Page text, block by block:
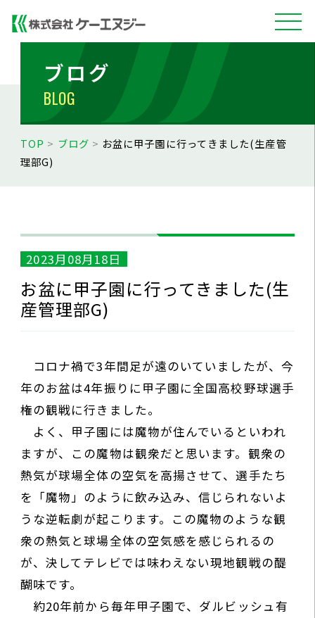
ブログ
BLOG
TOP > ブログ > お盆に甲子園に行ってきました(生産管
理部G)
2023月08月18日
お盆に甲子園に行ってきました(生
産管理部G)
コロナ禍で3年間足が遠のいていましたが、今
年のお盆は4年振りに甲子園に全国高校野球選手
権の観戦に行きました。
よく、甲子園には魔物が住んでいるといわれ
ますが、この魔物は観衆だと思います。観衆の
熱気が球場全体の空気を高揚させて、選手たち
を「魔物」のように飲み込み、信じられないよ
うな逆転劇が起こります。この魔物のような観
衆の熱気と球場全体の空気感を感じられるの
が、決してテレビでは味わえない現地観戦の醍
醐味です。
約20年前から毎年甲子園で、ダルビッシュ有